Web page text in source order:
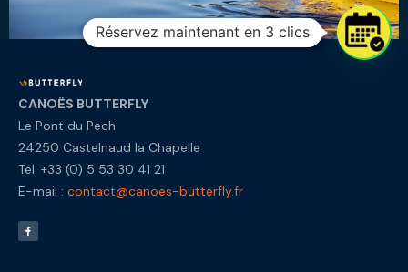
CANOËS BUTTERFLY
Le Pont du Pech
24250 Castelnaud la Chapelle
Tél. +33 (0) 5 53 30 41 21
E-mail : contact@canoes-butterfly.fr
Réservez maintenant en 3 clics